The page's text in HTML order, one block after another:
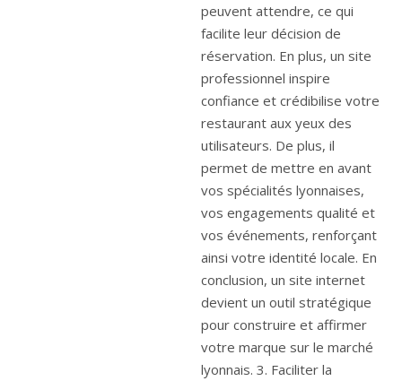
peuvent attendre, ce qui
facilite leur décision de
réservation. En plus, un site
professionnel inspire
confiance et crédibilise votre
restaurant aux yeux des
utilisateurs. De plus, il
permet de mettre en avant
vos spécialités lyonnaises,
vos engagements qualité et
vos événements, renforçant
ainsi votre identité locale. En
conclusion, un site internet
devient un outil stratégique
pour construire et affirmer
votre marque sur le marché
lyonnais. 3. Faciliter la